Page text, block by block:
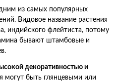
из самых популярных
Видовое название растения
индийского флейтиста, потому
бывают штамбовые и
декоративностью и
могут быть глянцевыми или